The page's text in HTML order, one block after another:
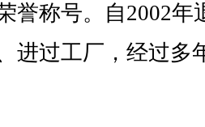
誉称号。自2002年
进过工厂，经过多